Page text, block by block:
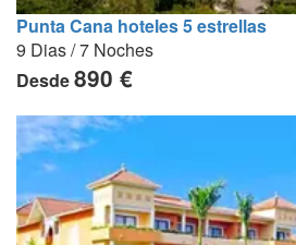
Punta Cana hoteles 5 estrellas
9 Dias / 7 Noches
Desde890 €